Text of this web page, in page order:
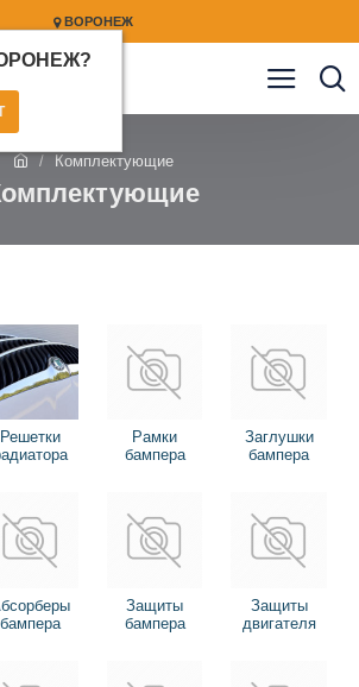
ВОРОНЕЖ
?
Комплектующие
Решетки
Рамки
бампера
Заглушки
бампера
бампера
Защиты
бампера
Защиты
двигателя